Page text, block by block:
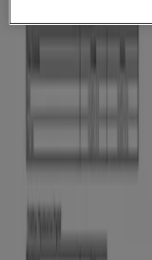
Tasas Banco
Agosto de 2026
Vence el 31/8